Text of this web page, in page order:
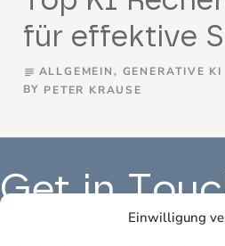
Einwilligung
für effektive
subject ALLGEMEIN, GENERATIVE KI
BY PETER KRAUSE
Get in